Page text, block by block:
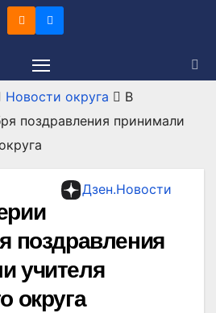
Новости округа
В
поздравления принимали
Дзен.Новости
поздравления
учителя
округа